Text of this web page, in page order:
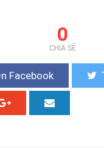
0
CHIA SẺ
Facebook